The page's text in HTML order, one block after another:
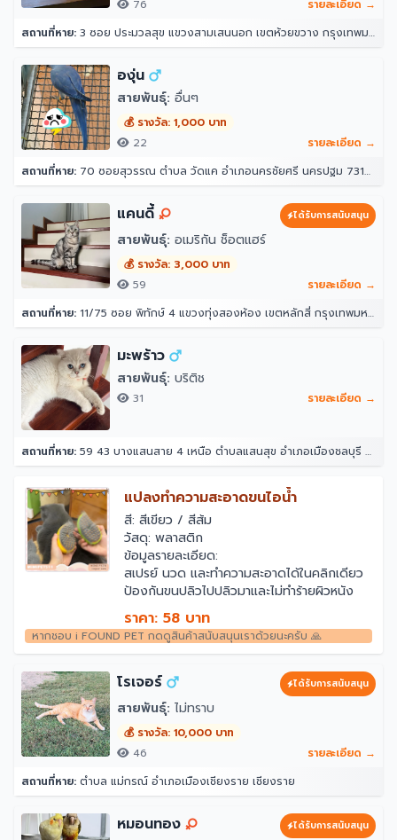
76
รายละเอียด →
สถานที่หาย: 3 ซอย ประมวลสุข แขวงสามเสนนอก เขตห้วยขวาง กรุงเทพมหานคร 10320
องุ่น
สายพันธุ์: อื่นๆ
💰 รางวัล: 1,000 บาท
22
รายละเอียด →
สถานที่หาย: 70 ซอยสุวรรณ ตำบล วัดแค อำเภอนครชัยศรี นครปฐม 73120
แคนดี้ ได้รับการสนับสนุน
สายพันธุ์: อเมริกัน ช็อตแฮร์
💰 รางวัล: 3,000 บาท
59
รายละเอียด →
สถานที่หาย: 11/75 ซอย พิทักษ์ 4 แขวงทุ่งสองห้อง เขตหลักสี่ กรุงเทพมหานคร 10210
มะพร้าว
สายพันธุ์: บริติช
31 รายละเอียด →
สถานที่หาย: 59 43 บางแสนสาย 4 เหนือ ตำบลแสนสุข อำเภอเมืองชลบุรี ชลบุรี 20130
แปลงทำความสะอาดขนไอน้ำ
สี: สีเขียว / สีส้ม
วัสดุ: พลาสติก
ข้อมูลรายละเอียด:
สเปรย์ นวด และทำความสะอาดได้ในคลิกเดียว
ป้องกันขนปลิวไปปลิวมาและไม่ทำร้ายผิวหนัง
สัตว์เลี้ยงของคุณ
หัวหวีเกลียว ดูดซับเส้นผมโดยไม่ทำร้ายผิว หวี
ผมที่ลอยออกได้อย่างง่ายดาย
ฟันหวีมีความนุ่มมาก
การออกแบบที่ชาร์จไฟได้
การออกแบบพอร์ตสเปรย์เพื่อป้องกันไฟฟ้า
สถิตย์
ราคา: 58 บาท
หากชอบ i FOUND PET กดดูสินค้าสนับสนุนเราด้วยนะครับ 🙏
โรเจอร์ ได้รับการสนับสนุน
สายพันธุ์: ไม่ทราบ
💰 รางวัล: 10,000 บาท
46
รายละเอียด →
สถานที่หาย: ตำบล แม่กรณ์ อำเภอเมืองเชียงราย เชียงราย
หมอนทอง ได้รับการสนับสนุน